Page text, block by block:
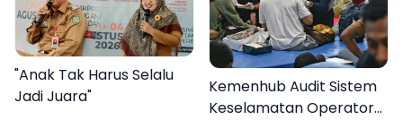
"Anak Tak Harus Selalu
Jadi Juara"
Kemenhub Audit Sistem
Keselamatan Operator